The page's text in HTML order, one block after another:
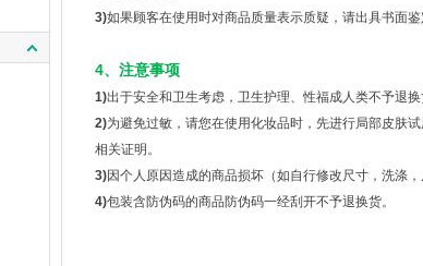
3)如果顾客在使用时对商品质量表示质疑，请出具书面
4、注意事项
1)出于安全和卫生考虑，卫生护理、性福成人类不予退
2)为避免过敏，请您在使用化妆品时，先进行局部皮肤
相关证明。
3)因个人原因造成的商品损坏（如自行修改尺寸，洗涤
4)包装含防伪码的商品防伪码一经刮开不予退换货。